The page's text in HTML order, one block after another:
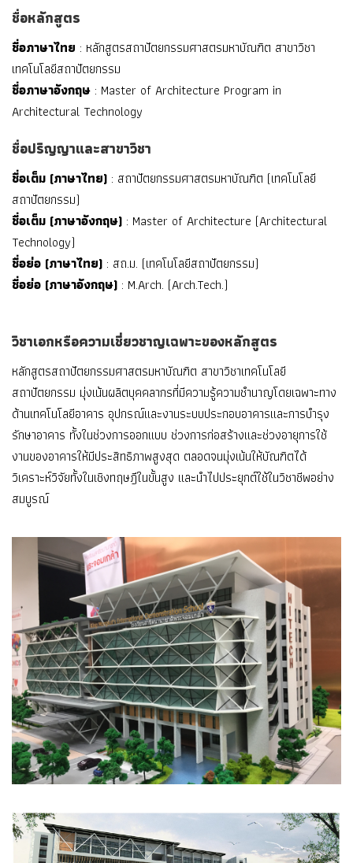
ชื่อหลักสูตร
ชื่อภาษาไทย : หลักสูตรสถาปัตยกรรมศาสตรมหาบัณฑิต สาขาวิชา
เทคโนโลยีสถาปัตยกรรม
ชื่อภาษาอังกฤษ : Master of Architecture Program in
Architectural Technology
ชื่อปริญญาและสาขาวิชา
ชื่อเต็ม (ภาษาไทย) : สถาปัตยกรรมศาสตรมหาบัณฑิต (เทคโนโลยี
สถาปัตยกรรม)
ชื่อเต็ม (ภาษาอังกฤษ) : Master of Architecture (Architectural
Technology)
ชื่อย่อ (ภาษาไทย) : สถ.ม. (เทคโนโลยีสถาปัตยกรรม)
ชื่อย่อ (ภาษาอังกฤษ) : M.Arch. (Arch.Tech.)
วิชาเอกหรือความเชี่ยวชาญเฉพาะของหลักสูตร
หลักสูตรสถาปัตยกรรมศาสตรมหาบัณฑิต สาขาวิชาเทคโนโลยี
สถาปัตยกรรม มุ่งเน้นผลิตบุคคลากรที่มีความรู้ความชํานาญโดยเฉพาะทาง
ด้านเทคโนโลยีอาคาร อุปกรณ์และงานระบบประกอบอาคารและการบํารุง
รักษาอาคาร ทั้งในช่วงการออกแบบ ช่วงการก่อสร้างและช่วงอายุการใช้
งานของอาคารให้มีประสิทธิภาพสูงสุด ตลอดจนมุ่งเน้นให้บัณฑิตได้
วิเคราะห์วิจัยทั้งในเชิงทฤษฎีในขั้นสูง และนําไปประยุกต์ใช้ในวิชาชีพอย่าง
สมบูรณ์